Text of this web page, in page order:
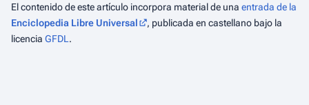
El contenido de este artículo incorpora material de una entrada de la
Enciclopedia Libre Universal
, publicada en castellano bajo la
licencia GFDL.